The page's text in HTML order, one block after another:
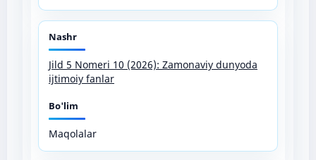
Nashr
Jild 5 Nomeri 10 (2026): Zamonaviy dunyoda
ijtimoiy fanlar
Bo'lim
Maqolalar